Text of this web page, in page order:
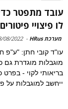
עובד מתפטר
לו פיצויי פיטורים
מערכת HRus -
08/2022
עו"ד קובי חתן: "ע"פ
מוגבלות מוגדרת גם
בריאותי לקוי -
ייחשב למוגבלות על